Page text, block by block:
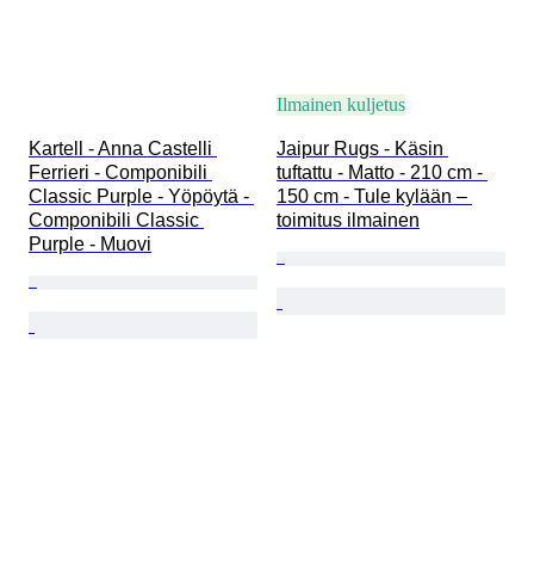
Kartell - Anna Castelli
Ferrieri - Componibili
Classic Purple - Yöpöytä -
Componibili Classic
Purple - Muovi
Ilmainen kuljetus
Jaipur Rugs - Käsin
tuftattu - Matto - 210 cm -
150 cm - Tule kylään –
toimitus ilmainen